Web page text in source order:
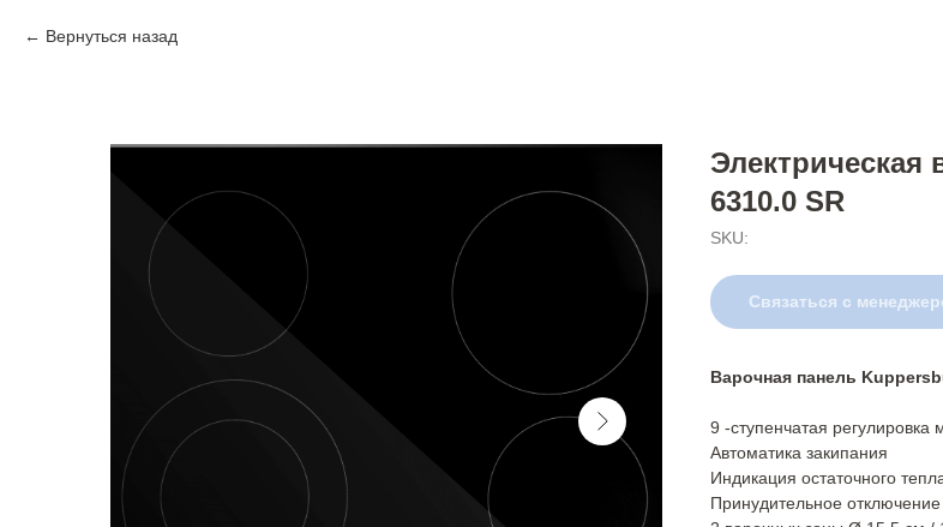
Вернуться назад
Электрическая
6310.0 SR
SKU:
Связаться с
Варочная панель
9 -ступенчатая
Автоматика закипания
Индикация остаточного
Принудительное